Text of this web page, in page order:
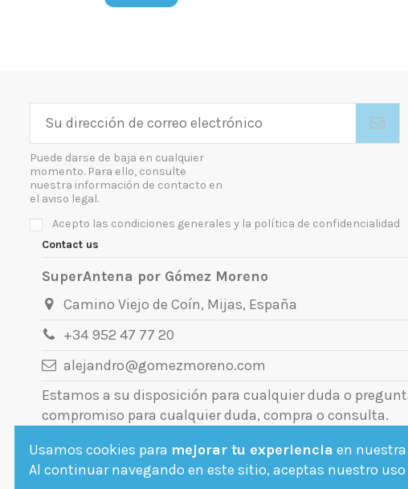
Puede darse de baja en cualquier
momento. Para ello, consulte
nuestra información de contacto en
el aviso legal.
Acepto las condiciones generales y la política de confidencialidad
Contact us
SuperAntena por Gómez Moreno
Camino Viejo de Coín, Mijas, España
+34 952 47 77 20
alejandro@gomezmoreno.com
Estamos a su disposición para cualquier duda o
compromiso para cualquier duda, compra o consulta.
Usamos cookies para mejorar tu experiencia en
Al continuar navegando en este sitio, aceptas nuestro